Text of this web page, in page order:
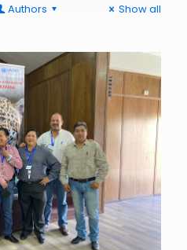
Authors Show all